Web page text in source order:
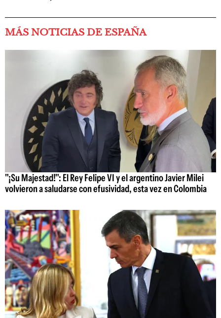
MÁS NOTICIAS DE ESPAÑA
"¡Su Majestad!": El Rey Felipe VI y el argentino Javier Milei
volvieron a saludarse con efusividad, esta vez en Colombia